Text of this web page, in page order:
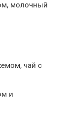
молочный
чай с
и